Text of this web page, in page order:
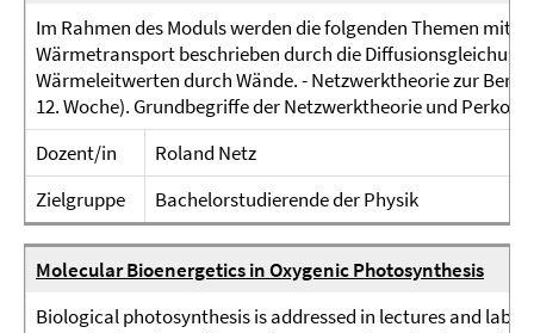
Im Rahmen des Moduls werden die folgenden Themen mit
Wärmetransport beschrieben durch die Diffusionsgleichung
Wärmeleitwerten durch Wände. - Netzwerktheorie zur
12. Woche). Grundbegriffe der Netzwerktheorie und
Dozent/in
Roland Netz
Zielgruppe
Bachelorstudierende der Physik
Molecular Bioenergetics in Oxygenic Photosynthesis
Biological photosynthesis is addressed in lectures and